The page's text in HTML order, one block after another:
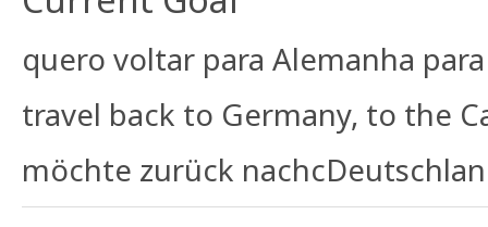
quero voltar para Alemanha
travel back to Germany, to the
möchte zurück